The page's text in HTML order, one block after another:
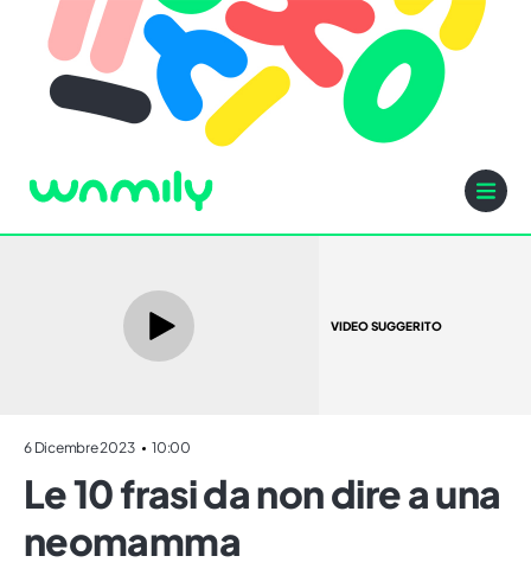
VIDEO SUGGERITO
6 Dicembre 2023 10:00
Le 10 frasi da non dire a una
neomamma